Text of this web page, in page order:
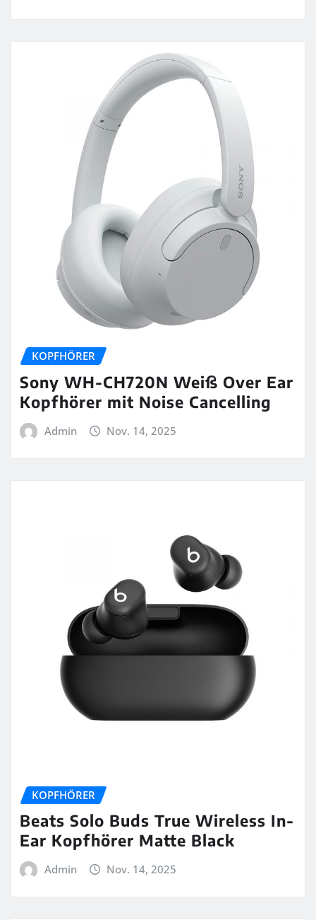
KOPFHÖRER
Sony WH-CH720N Weiß Over Ear
Kopfhörer mit Noise Cancelling
Admin Nov. 14, 2025
KOPFHÖRER
Beats Solo Buds True Wireless In-
Ear Kopfhörer Matte Black
Admin Nov. 14, 2025